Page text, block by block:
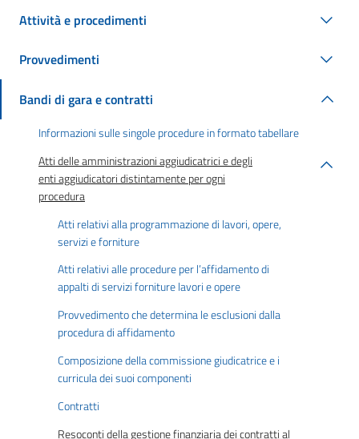
Attività e procedimenti
Provvedimenti
Bandi di gara e contratti
Informazioni sulle singole procedure in formato tabellare
Atti delle amministrazioni aggiudicatrici e degli
enti aggiudicatori distintamente per ogni
procedura
Atti relativi alla programmazione di lavori, opere,
servizi e forniture
Atti relativi alle procedure per l’affidamento di
appalti di servizi forniture lavori e opere
Provvedimento che determina le esclusioni dalla
procedura di affidamento
Composizione della commissione giudicatrice e i
curricula dei suoi componenti
Contratti
Resoconti della gestione finanziaria dei contratti al